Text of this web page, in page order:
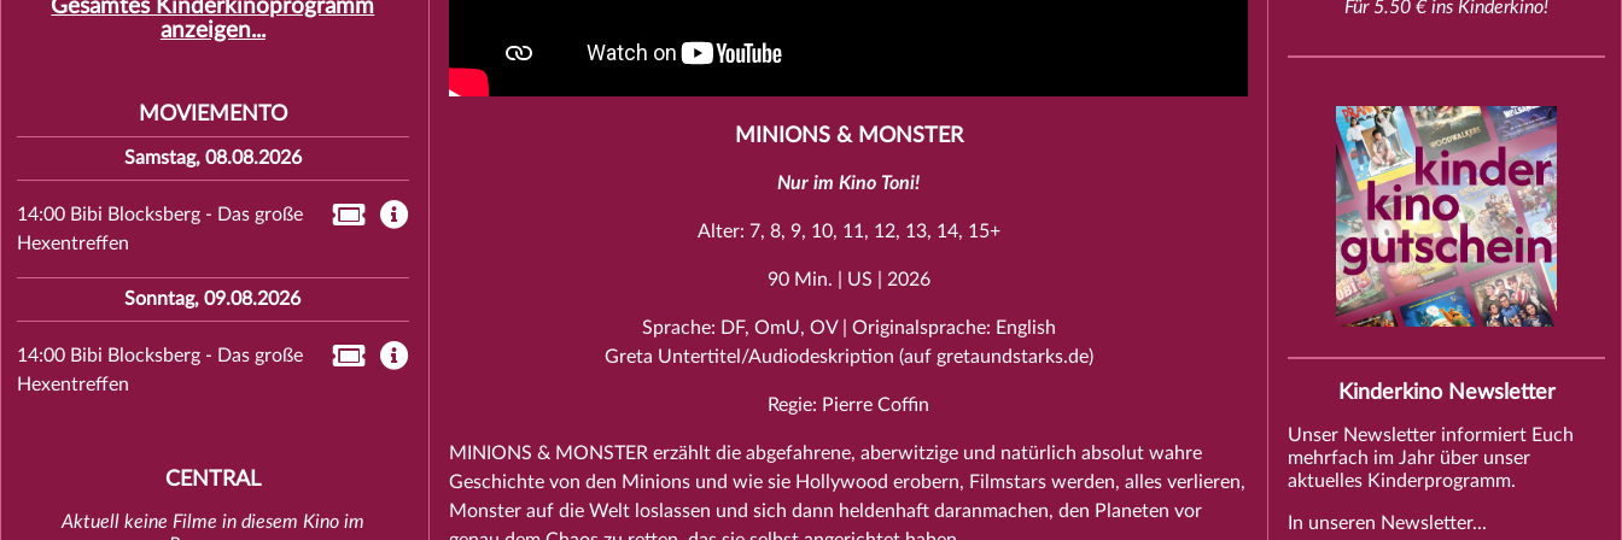
MINIONS & MONSTER
Nur im Kino Toni!
Alter: 7, 8, 9, 10, 11, 12, 13, 14, 15+
90 Min. | US | 2026
Sprache: DF, OmU, OV | Originalsprache: English
Greta Untertitel/Audiodeskription (auf gretaundstarks.de)
Regie: Pierre Coffin
MINIONS & MONSTER erzählt die abgefahrene, aberwitzige und natürlich absolut wahre
Geschichte von den Minions und wie sie Hollywood erobern, Filmstars werden, alles verlieren,
Monster auf die Welt loslassen und sich dann heldenhaft daranmachen, den Planeten vor
Gesamtes Kinderkinoprogramm
anzeigen...
MOVIEMENTO
Samstag, 08.08.2026
14:00 Bibi Blocksberg - Das große
Hexentreffen
Sonntag, 09.08.2026
14:00 Bibi Blocksberg - Das große
Hexentreffen
CENTRAL
Aktuell keine Filme in diesem Kino im
Für 5.50 € ins Kinderkino!
Kinderkino Newsletter
Unser Newsletter informiert Euch
mehrfach im Jahr über unser
aktuelles Kinderprogramm.
In unseren Newsletter...